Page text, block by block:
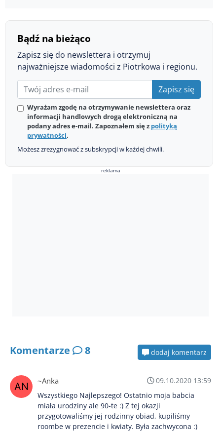
Bądź na bieżąco
Zapisz się do newslettera i otrzymuj
najważniejsze wiadomości z Piotrkowa i regionu.
Zapisz się
Wyrażam zgodę na otrzymywanie newslettera oraz
informacji handlowych drogą elektroniczną na
podany adres e-mail. Zapoznałem się z polityką
prywatności.
Możesz zrezygnować z subskrypcji w każdej chwili.
reklama
Komentarze 8 dodaj komentarz
~Anka
09.10.2020 13:59
Wszystkiego Najlepszego! Ostatnio moja babcia
miała urodziny ale 90-te :) Z tej okazji
przygotowaliśmy jej rodzinny obiad, kupiliśmy
roombe w prezencie i kwiaty. Była zachwycona :)